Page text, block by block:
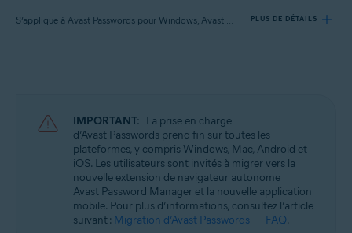
S’applique à Avast Passwords pour Windows, Avast Premium Security pour Windows PLUS DE DÉTAILS
Avast Premium Security 22.x pour Windows
Systèmes d'exploitation:
Microsoft Windows 11 Famille/Pro/Entreprise/Éducation
Microsoft Windows 10 Famille/Pro/Entreprise/Éducation (32/64 bits)
Microsoft Windows 8.1/Professionnel/Entreprise (32/64 bits)
Microsoft Windows 8/Professionnel/Entreprise (32/64 bits)
Microsoft Windows 7 Édition Familiale Basique/Édition Familiale
IMPORTANT: La prise en charge
d’Avast Passwords prend fin sur toutes les
plateformes, y compris Windows, Mac, Android et
iOS. Les utilisateurs sont invités à migrer vers la
nouvelle extension de navigateur autonome
Avast Password Manager et la nouvelle application
mobile. Pour plus d’informations, consultez l’article
suivant : Migration d’Avast Passwords — FAQ.